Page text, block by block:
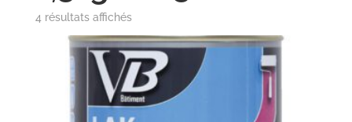
4 résultats affichés